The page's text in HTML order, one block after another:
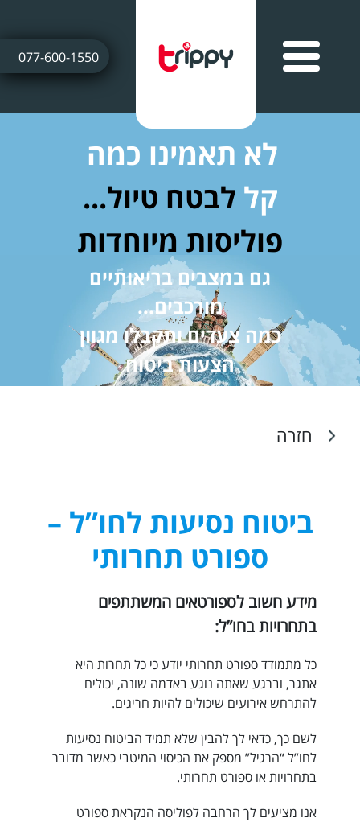
077-600-1550
לא תאמינו כמה
קל לבטח טיול...
פוליסות מיוחדות
גם במצבים בריאותיים
מורכבים...
כמה צעדים ותקבלו מגוון
הצעות ביטוח
חזרה
ביטוח נסיעות לחו”ל –
ספורט תחרותי
מידע חשוב לספורטאים המשתתפים
בתחרויות בחו”ל:
כל מתמודד ספורט תחרותי יודע כי כל תחרות היא
אתגר, וברגע שאתה נוגע באדמה שונה, יכולים
להתרחש אירועים שיכולים להיות חריגים.
לשם כך, כדאי לך להבין שלא תמיד הביטוח נסיעות
לחו”ל “הרגיל” מספק את הכיסוי המיטבי כאשר מדובר
בתחרויות או ספורט תחרותי.
אנו מציעים לך הרחבה לפוליסה הנקראת ספורט